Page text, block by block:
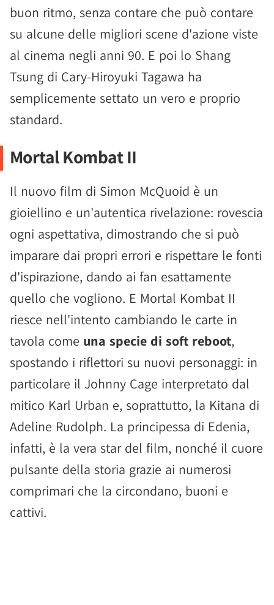
buon ritmo, senza contare che può contare
su alcune delle migliori scene d'azione viste
al cinema negli anni 90. E poi lo Shang
Tsung di Cary-Hiroyuki Tagawa ha
semplicemente settato un vero e proprio
standard.
Mortal Kombat II
Il nuovo film di Simon McQuoid è un
gioiellino e un'autentica rivelazione: rovescia
ogni aspettativa, dimostrando che si può
imparare dai propri errori e rispettare le fonti
d'ispirazione, dando ai fan esattamente
quello che vogliono. E Mortal Kombat II
riesce nell'intento cambiando le carte in
tavola come una specie di soft reboot,
spostando i riflettori su nuovi personaggi: in
particolare il Johnny Cage interpretato dal
mitico Karl Urban e, soprattutto, la Kitana di
Adeline Rudolph. La principessa di Edenia,
infatti, è la vera star del film, nonché il cuore
pulsante della storia grazie ai numerosi
comprimari che la circondano, buoni e
cattivi.